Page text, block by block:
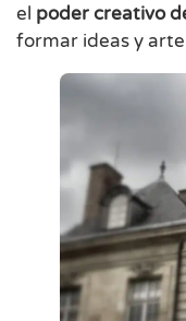
el poder creativo
formar ideas y